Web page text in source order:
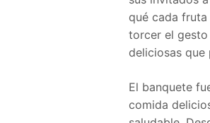
qué cada
torcer el gesto
deliciosas que
El banquete
comida